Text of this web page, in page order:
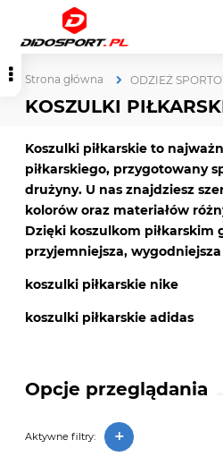
Strona główna ODZIEŻ
KOSZULKI
Opcje przeglądania
Aktywne filtry: +
Koszulki piłkarskie to
piłkarskiego, przygotowany
drużyny. U nas znajdziesz
kolorów oraz materiałów
Dzięki koszulkom piłkarskim
przyjemniejsza,
koszulki piłkarskie nike
koszulki piłkarskie adidas